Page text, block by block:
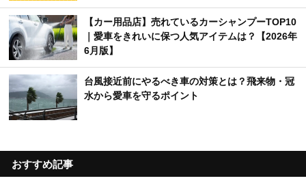
【カー用品店】売れているカーシャンプーTOP10
｜愛車をきれいに保つ人気アイテムは？【2026年
6月版】
台風接近前にやるべき車の対策とは？飛来物・冠
水から愛車を守るポイント
おすすめ記事